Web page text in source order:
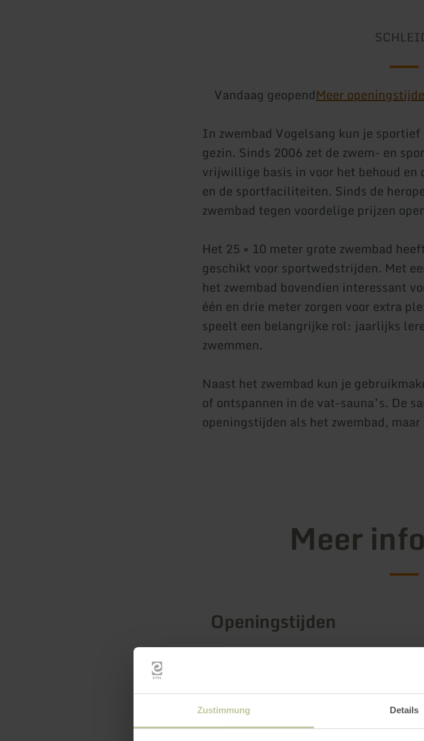
Zustimmung Details
Vandaag geopendMeer
In zwembad Vogelsang kun je
gezin. Sinds 2006 zet de zwem- en
vrijwillige basis in voor het behoud en
en de sportfaciliteiten. Sinds de
zwembad tegen voordelige prijzen
Het 25 × 10 meter grote zwembad
geschikt voor sportwedstrijden. Met
het zwembad bovendien interessant
één en drie meter zorgen voor extra
speelt een belangrijke rol: jaarlijks
zwemmen.
Naast het zwembad kun je
of ontspannen in de vat-sauna’s. De
openingstijden als het zwembad,
Meer
Openingstijden